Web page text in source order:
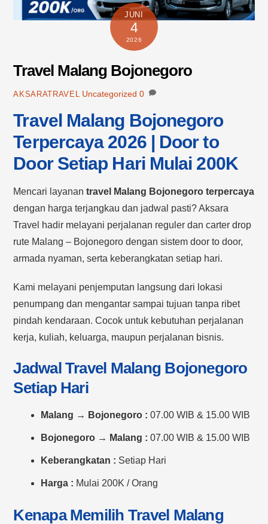
JUNI
4
2026
Travel Malang Bojonegoro
AKSARATRAVEL Uncategorized 0
Travel Malang Bojonegoro
Terpercaya 2026 | Door to
Door Setiap Hari Mulai 200K
Mencari layanantravel Malang Bojonegoro terpercaya
dengan harga terjangkau dan jadwal pasti? Aksara
Travel hadir melayani perjalanan reguler dan carter drop
rute Malang – Bojonegoro dengan sistem door to door,
armada nyaman, serta keberangkatan setiap hari.
Kami melayani penjemputan langsung dari lokasi
penumpang dan mengantar sampai tujuan tanpa ribet
pindah kendaraan. Cocok untuk kebutuhan perjalanan
kerja, kuliah, keluarga, maupun perjalanan bisnis.
Jadwal Travel Malang Bojonegoro
Setiap Hari
Malang → Bojonegoro : 07.00 WIB & 15.00 WIB
Bojonegoro → Malang : 07.00 WIB & 15.00 WIB
Keberangkatan : Setiap Hari
Harga : Mulai 200K / Orang
Kenapa Memilih Travel Malang